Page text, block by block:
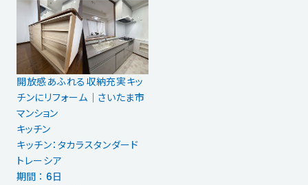
開放感あふれる収納充実キッ
チンにリフォーム｜さいたま市
マンション
キッチン
キッチン：タカラスタンダード
トレーシア
期間 ： 6日